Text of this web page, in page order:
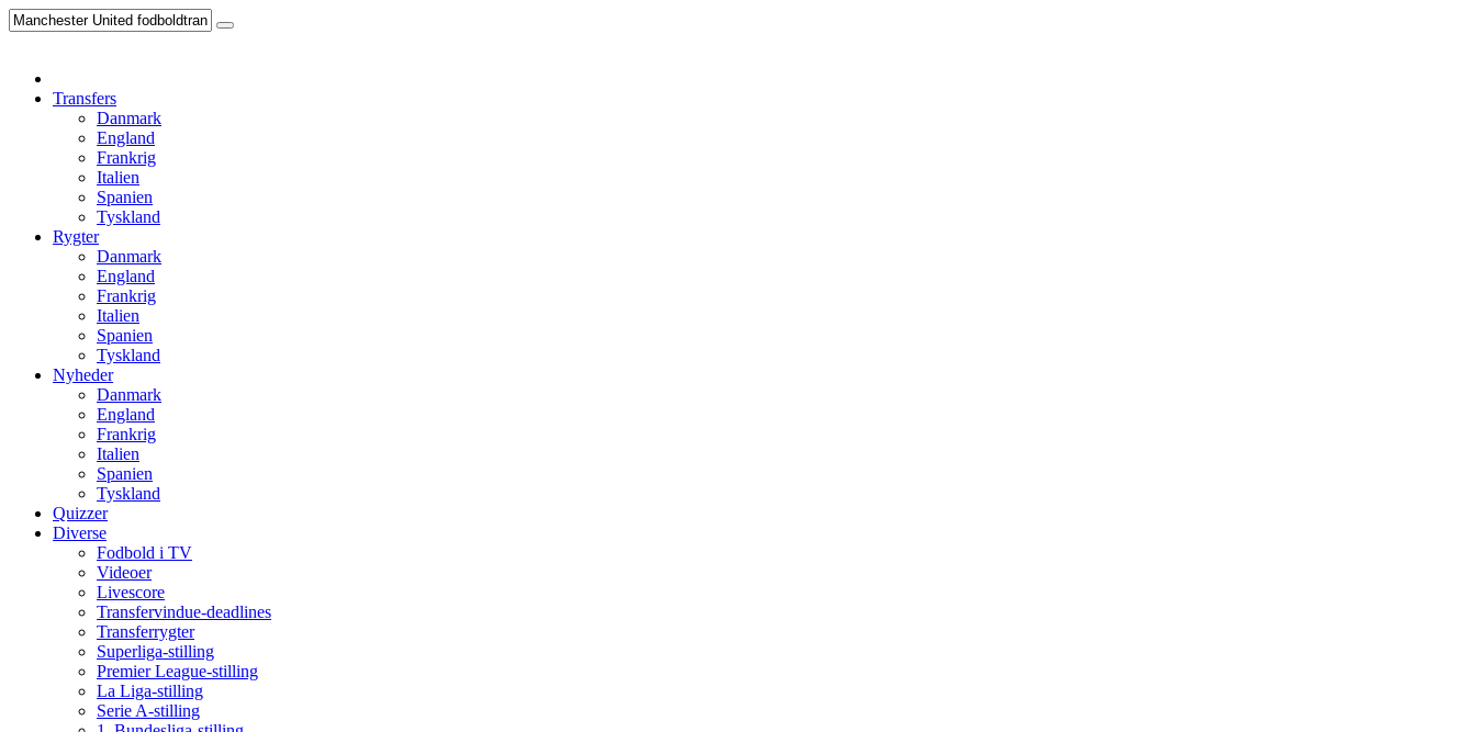
Transfers
Danmark
England
Frankrig
Italien
Spanien
Tyskland
Rygter
Danmark
England
Frankrig
Italien
Spanien
Tyskland
Nyheder
Danmark
England
Frankrig
Italien
Spanien
Tyskland
Quizzer
Diverse
Fodbold i TV
Videoer
Livescore
Transfervindue-deadlines
Transferrygter
Superliga-stilling
Premier League-stilling
La Liga-stilling
Serie A-stilling